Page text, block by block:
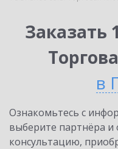
Заказать
в
Ознакомьтесь с
выберите партнёра и
консультацию,